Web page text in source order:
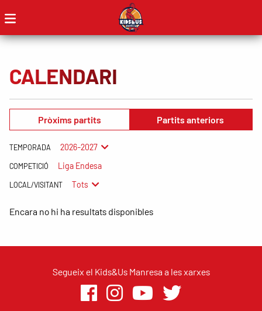
CALENDARI
Pròxims partits Partits anteriors
TEMPORADA 2026-2027
COMPETICIÓ Liga Endesa
LOCAL/VISITANT Tots
Encara no hi ha resultats disponibles
Segueix el Kids&Us Manresa a les xarxes